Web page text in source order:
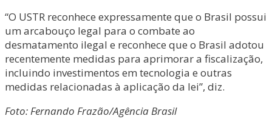
“O USTR reconhece expressamente que o Brasil possui
um arcabouço legal para o combate ao
desmatamento ilegal e reconhece que o Brasil adotou
recentemente medidas para aprimorar a fiscalização,
incluindo investimentos em tecnologia e outras
medidas relacionadas à aplicação da lei”, diz.
Foto: Fernando Frazão/Agência Brasil